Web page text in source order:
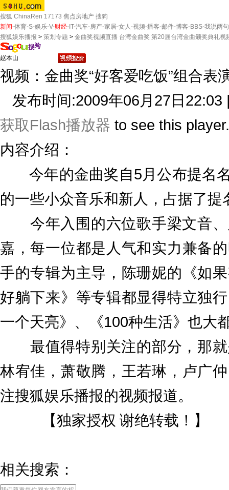
搜狐 ChinaRen 17173 焦点房地产 搜狗
新闻-体育-S-娱乐-V-财经- IT-汽车-房产-家居-女人-视频-播客-邮件-博客-BBS-我说两句
搜狐娱乐播报 > 策划专题 > 金曲奖视频直播 台湾金曲奖 第20届台湾金曲颁奖典礼视
视频：金曲奖“好客爱吃饭”组合表
发布时间:2009年06月27日
获取Flash播放器 to see this player.
内容介绍：
今年的金曲奖自5月公布提名
的一些小众音乐和新人，占据了提
今年入围的六位歌手梁文音
嘉，每一位都是人气和实力兼备
手的专辑为主导，陈珊妮的《如
好躺下来》等专辑都显得特立独
一个天亮》、《100种生活》也大
最值得特别关注的部分，那
林宥佳，萧敬腾，王若琳，卢广
注搜狐娱乐播报的视频报道。
【独家授权 谢绝转载 ！】
相关搜索：